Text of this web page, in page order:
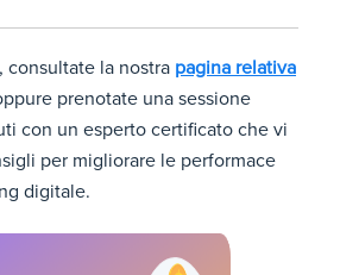
consultate la nostra pagina relativa
prenotate una sessione
con un esperto certificato che vi
per migliorare le performace
digitale.